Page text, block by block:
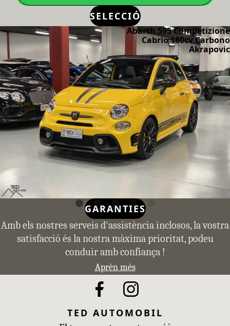
SELECCIÓ
Abarth 595 Competizione
Cabrio 180cv Carbono
Akrapovic
GARANTIES
Amb els nostres serveis d'assistència inclosos, la vostra
satisfacció és la nostra màxima prioritat, podeu
conduir amb confiança !
Aprèn més
TED AUTOMOBIL